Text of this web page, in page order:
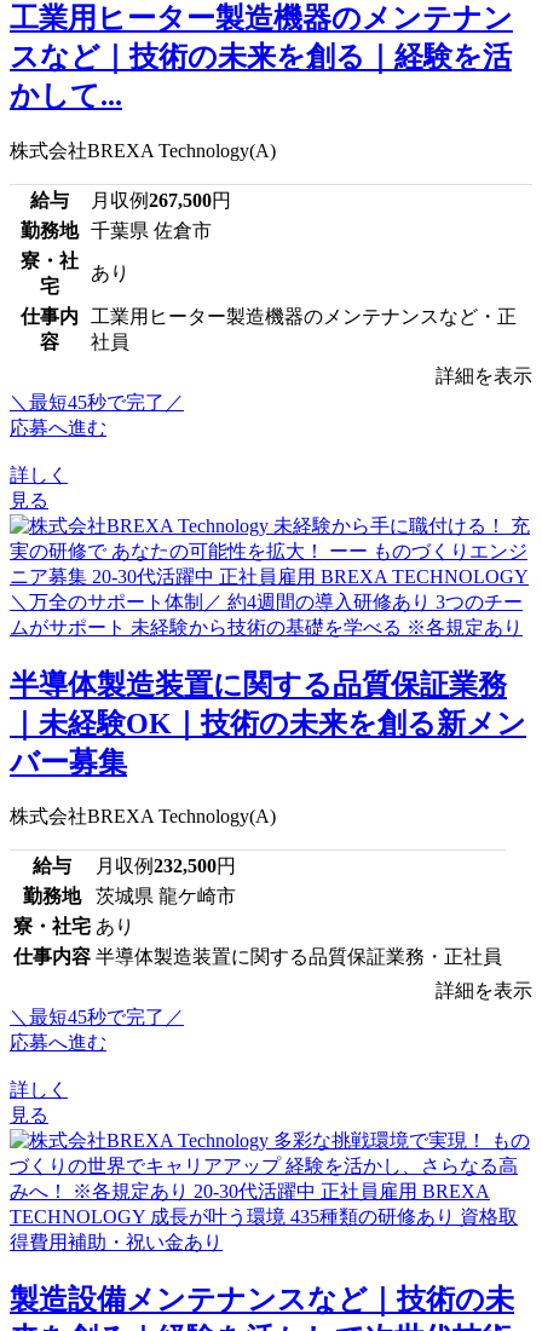
工業用ヒーター製造機器のメンテナン
スなど｜技術の未来を創る｜経験を活
かして...
株式会社BREXA Technology(A)
給与 月収例267,500円
勤務地 千葉県 佐倉市
寮・社
宅
あり
仕事内
容
工業用ヒーター製造機器のメンテナンスなど・正
社員
詳細を表示
＼最短45秒で完了／
応募へ進む
詳しく
見る
半導体製造装置に関する品質保証業務
｜未経験OK｜技術の未来を創る新メン
バー募集
株式会社BREXA Technology(A)
給与 月収例232,500円
勤務地
茨城県 龍ケ崎市
寮・社宅 あり
仕事内容 半導体製造装置に関する品質保証業務・正社員
詳細を表示
＼最短45秒で完了／
応募へ進む
詳しく
見る
製造設備メンテナンスなど｜技術の未